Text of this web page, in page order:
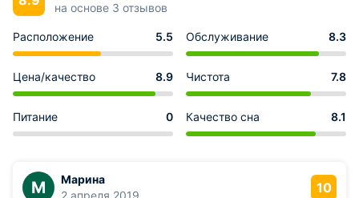
на основе 3 отзывов
Расположение 5.5 Обслуживание 8.3
Цена/качество 8.9 Чистота 7.8
Питание 0 Качество сна 8.1
М
Марина
2 апреля 2019
10